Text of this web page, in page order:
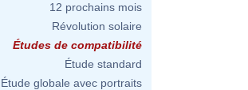
12 prochains mois
Révolution solaire
Études de compatibilité
Étude standard
Étude globale avec portraits